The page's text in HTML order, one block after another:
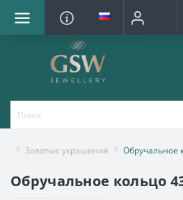
Золотые украшения Обручальное
Обручальное кольцо